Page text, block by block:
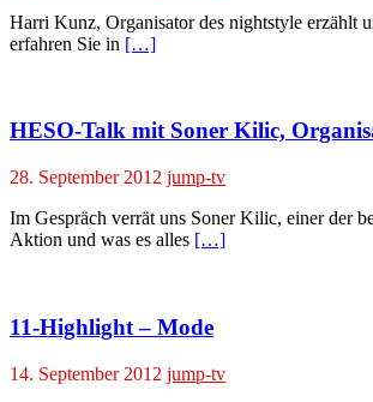
Harri Kunz, Organisator des nightstyle erzählt
erfahren Sie in […]
HESO-Talk mit Soner Kilic,
28. September 2012 jump-tv
Im Gespräch verrät uns Soner Kilic, einer der
Aktion und was es alles […]
11-Highlight – Mode
14. September 2012 jump-tv